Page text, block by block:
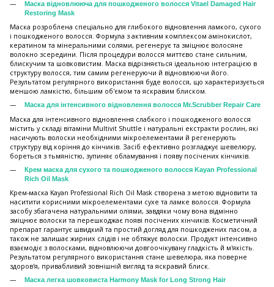
Маска відновлююча для пошкодженого волосся Vitael Damaged Hair
Restoring Mask
Маска розроблена спеціально для глибокого відновлення ламкого, сухого
і пошкодженого волосся. Формула з активним комплексом амінокислот,
кератином та мінеральними солями, регенерує та зміцнює волосяне
волокно зсередини. Після процедури волосся миттєво стане сильним,
блискучим та шовковистим. Маска відрізняється ідеальною інтеграцією в
структуру волосся, тим самим регенеруючи й відновлюючи його.
Результатом регулярного використання буде волосся, що характеризується
меншою ламкістю, більшим об'ємом та яскравим блиском.
Маска для інтенсивного відновлення волосся Mr.Scrubber Repair Care
Маска для інтенсивного відновлення слабкого і пошкодженого волосся
містить у складі вітаміни Multivit Shuttle і натуральні екстракти рослин, які
насичують волоски необхідними мікроелементами й регенерують
структуру від коріння до кінчиків. Засіб ефективно розгладжує шевелюру,
бореться з тьмяністю, зупиняє обламування і появу посічених кінчиків.
Крем маска для сухого та пошкодженого волосся Kayan Professional
Rich Oil Mask
Крем-маска Kayan Professional Rich Oil Mask створена з метою відновити та
наситити корисними мікроелементами сухе та ламке волосся. Формула
засобу збагачена натуральними оліями, завдяки чому вона відмінно
зміцнює волоски та перешкоджає появі посічених кінчиків. Косметичний
препарат гарантує швидкий та простий догляд для пошкоджених пасом, а
також не залишає жирних слідів і не обтяжує волоски. Продукт інтенсивно
взаємодіє з волосками, відновлюючи довгоочікувану гладкість й м'якість.
Результатом регулярного використання стане шевелюра, яка поверне
здоров'я, привабливий зовнішній вигляд та яскравий блиск.
Маска легка шовковиста Harmony Mask for Long Strong Hair